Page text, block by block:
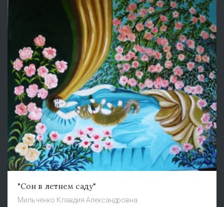
"Сон в летнем саду"
Мильченко Клавдия Александровна